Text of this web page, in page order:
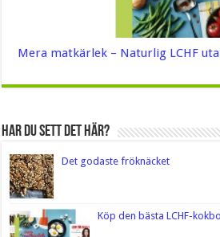
Mera matkärlek – Naturlig LCHF
Har du sett det här?
Det godaste fröknäcket
Köp den bästa LCHF-